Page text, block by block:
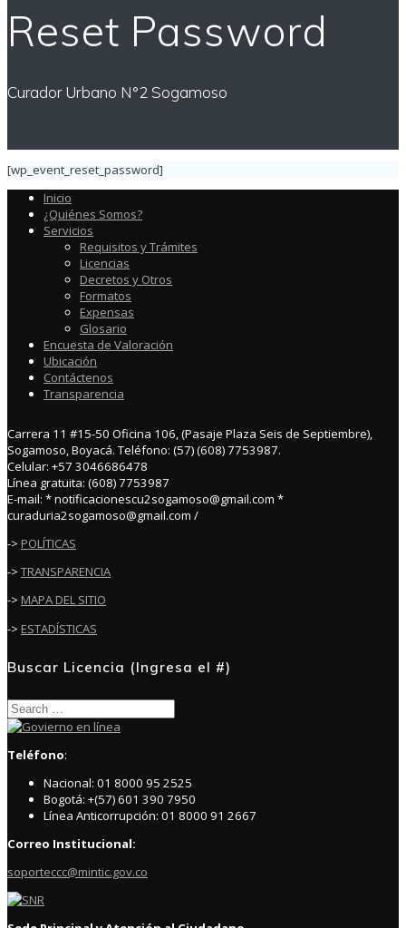
Reset Password
Curador Urbano N°2 Sogamoso
[wp_event_reset_password]
Inicio
¿Quiénes Somos?
Servicios
Requisitos y Trámites
Licencias
Decretos y Otros
Formatos
Expensas
Glosario
Encuesta de Valoración
Ubicación
Contáctenos
Transparencia
Carrera 11 #15-50 Oficina 106, (Pasaje Plaza Seis de Septiembre),
Sogamoso, Boyacá. Teléfono: (57) (608) 7753987.
Celular: +57 3046686478
Línea gratuita: (608) 7753987
E-mail: * notificacionescu2sogamoso@gmail.com *
curaduria2sogamoso@gmail.com /
-> POLÍTICAS
-> TRANSPARENCIA
-> MAPA DEL SITIO
-> ESTADÍSTICAS
Buscar Licencia (Ingresa el #)
Search
for:
Teléfono:
Nacional: 01 8000 95 2525
Bogotá: +(57) 601 390 7950
Línea Anticorrupción: 01 8000 91 2667
Correo Institucional:
soporteccc@mintic.gov.co